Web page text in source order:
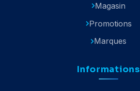
Magasin
Promotions
Marques
Informations